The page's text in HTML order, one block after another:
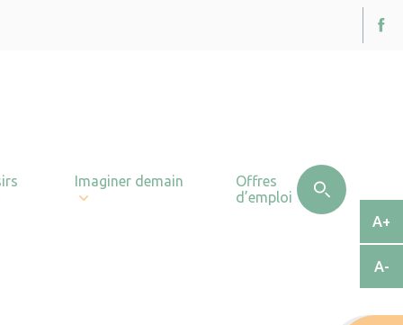
Imaginer demain
Offres
d’emploi
A+
A-